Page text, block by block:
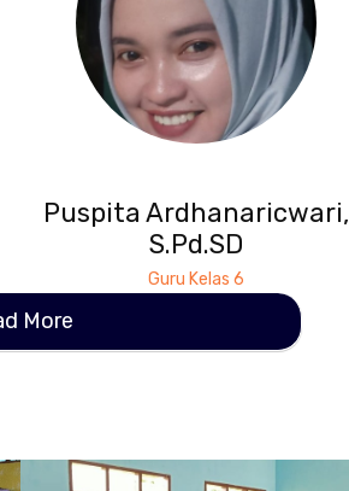
Puspita Ardhanaricwari,
S.Pd.SD
Guru Kelas 6
More